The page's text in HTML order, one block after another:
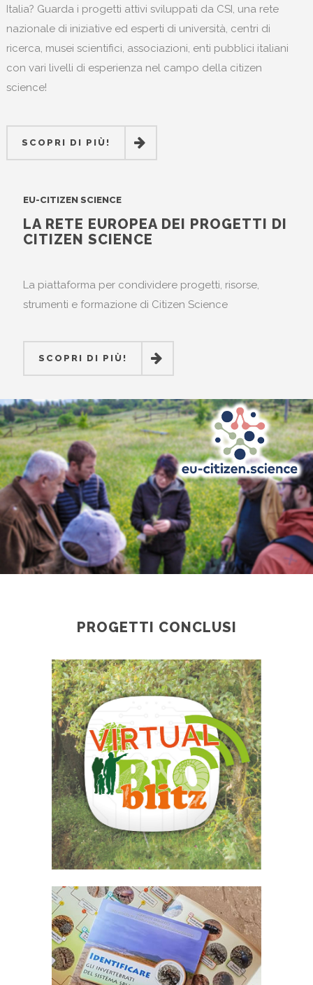
Italia? Guarda i progetti attivi sviluppati da CSI, una rete
nazionale di iniziative ed esperti di università, centri di
ricerca, musei scientifici, associazioni, enti pubblici italiani
con vari livelli di esperienza nel campo della citizen
science!
SCOPRI DI PIÙ!
EU-CITIZEN SCIENCE
LA RETE EUROPEA DEI PROGETTI DI
CITIZEN SCIENCE
La piattaforma per condividere progetti, risorse,
strumenti e formazione di Citizen Science
SCOPRI DI PIÙ!
SCOPRI DI PIÙ
PROGETTI CONCLUSI